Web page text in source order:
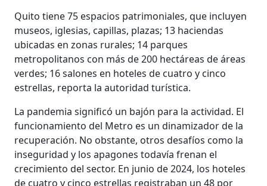
Quito tiene 75 espacios patrimoniales, que incluyen
museos, iglesias, capillas, plazas; 13 haciendas
ubicadas en zonas rurales; 14 parques
metropolitanos con más de 200 hectáreas de áreas
verdes; 16 salones en hoteles de cuatro y cinco
estrellas, reporta la autoridad turística.
La pandemia significó un bajón para la actividad. El
funcionamiento del Metro es un dinamizador de la
recuperación. No obstante, otros desafíos como la
inseguridad y los apagones todavía frenan el
crecimiento del sector. En junio de 2024, los hoteles
de cuatro y cinco estrellas registraban un 48 por